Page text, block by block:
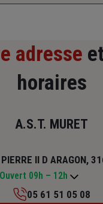
adresse
horaires
A.S.T. MURET
II D ARAGON,
Ouvert 09h – 12h
05 61 51 05 08